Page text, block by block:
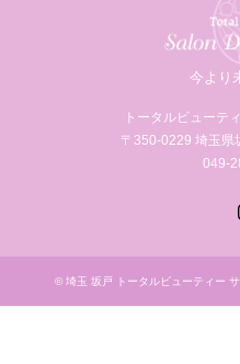
今より
トータルビュー
〒350-0229 埼玉県
049-
© 埼玉 坂戸 トータルビューティー